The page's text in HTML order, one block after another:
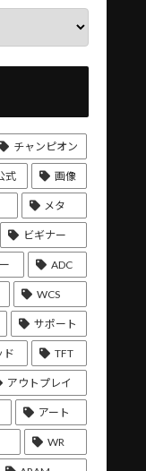
チャンピオン
式 画像
メタ
ビギナー
ADC
WCS
サポート
ド TFT
アウトプレイ
アート
WR